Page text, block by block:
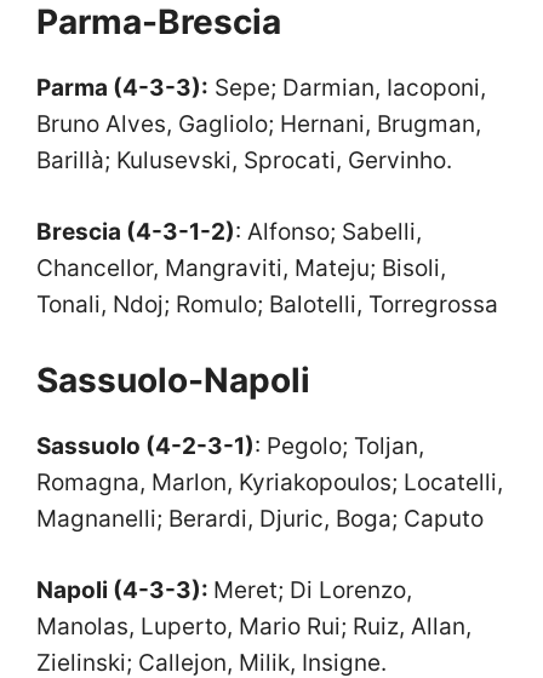
Parma-Brescia
Parma (4-3-3): Sepe; Darmian, Iacoponi,
Bruno Alves, Gagliolo; Hernani, Brugman,
Barillà; Kulusevski, Sprocati, Gervinho.
Brescia (4-3-1-2): Alfonso; Sabelli,
Chancellor, Mangraviti, Mateju; Bisoli,
Tonali, Ndoj; Romulo; Balotelli, Torregrossa
Sassuolo-Napoli
Sassuolo (4-2-3-1): Pegolo; Toljan,
Romagna, Marlon, Kyriakopoulos; Locatelli,
Magnanelli; Berardi, Djuric, Boga; Caputo
Napoli (4-3-3): Meret; Di Lorenzo,
Manolas, Luperto, Mario Rui; Ruiz, Allan,
Zielinski; Callejon, Milik, Insigne.